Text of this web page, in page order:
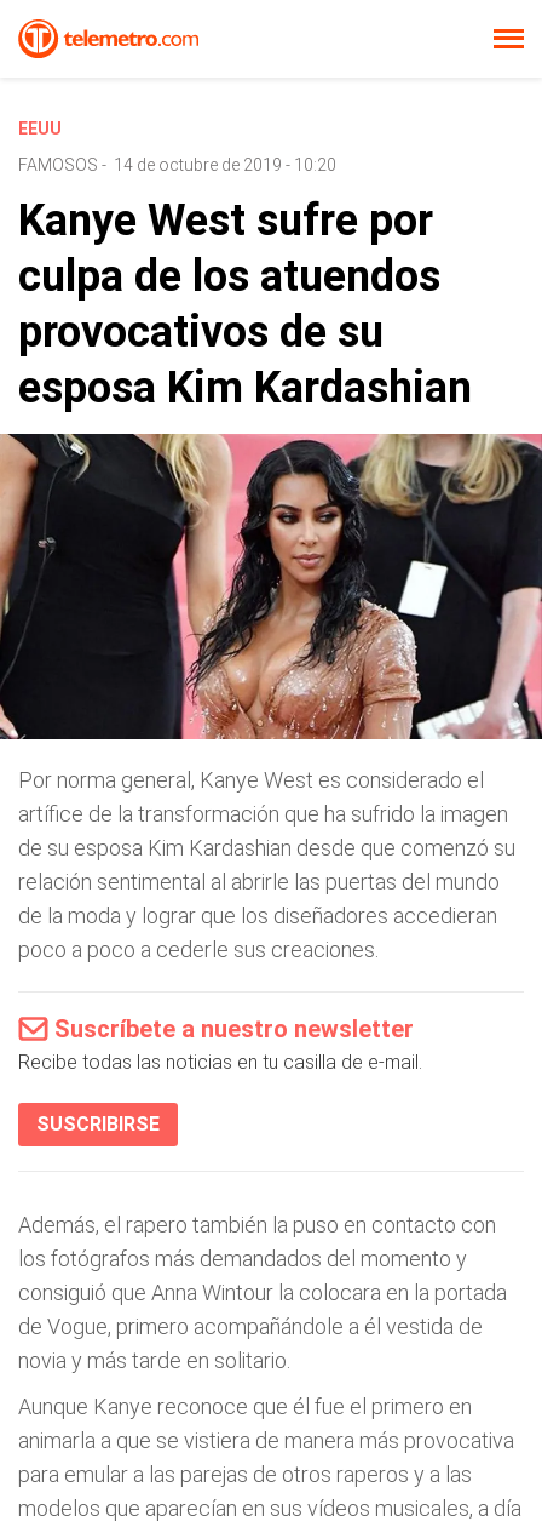
EEUU
FAMOSOS - 14 de octubre de 2019 - 10:20
Kanye West sufre por
culpa de los atuendos
provocativos de su
esposa Kim Kardashian
Por norma general, Kanye West es considerado el
artífice de la transformación que ha sufrido la imagen
de su esposa Kim Kardashian desde que comenzó su
relación sentimental al abrirle las puertas del mundo
de la moda y lograr que los diseñadores accedieran
poco a poco a cederle sus creaciones.
Suscríbete a nuestro newsletter
Recibe todas las noticias en tu casilla de e-mail.
SUSCRIBIRSE
Además, el rapero también la puso en contacto con
los fotógrafos más demandados del momento y
consiguió que Anna Wintour la colocara en la portada
de Vogue, primero acompañándole a él vestida de
novia y más tarde en solitario.
Aunque Kanye reconoce que él fue el primero en
animarla a que se vistiera de manera más provocativa
para emular a las parejas de otros raperos y a las
modelos que aparecían en sus vídeos musicales, a día